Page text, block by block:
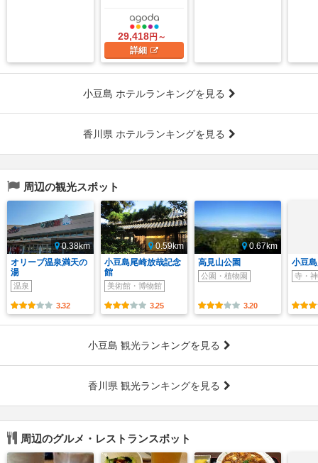
29,418円～
詳細
小豆島 ホテルランキングを見る
香川県 ホテルランキングを見る
周辺の観光スポット
0.38km
オリーブ温泉満天の
湯
温泉
3.32
0.59km
小豆島尾崎放哉記念
館
美術館・博物館
3.25
0.67km
高見山公園
公園・植物園
3.20
小豆
寺・
小豆島 観光ランキングを見る
香川県 観光ランキングを見る
周辺のグルメ・レストランスポット